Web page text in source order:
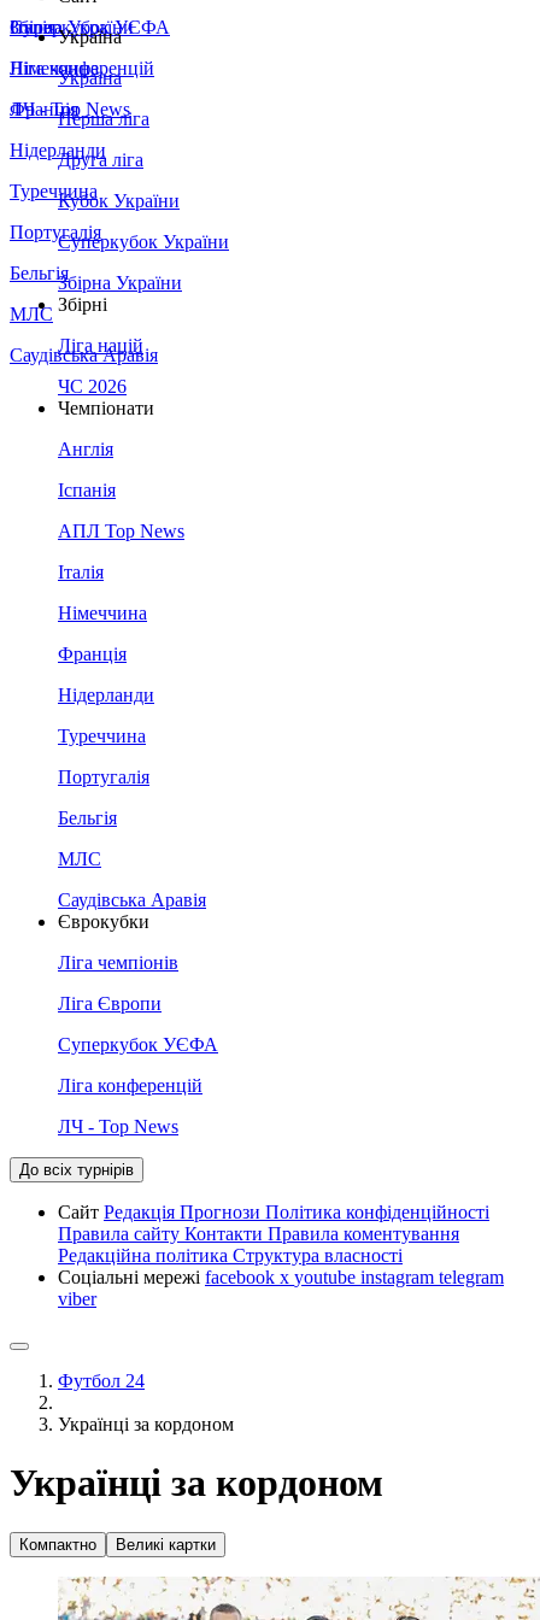
Збірна України
Італія
Німеччина
Франція
Нідерланди
Туреччина
Португалія
Бельгія
МЛС
Саудівська Аравія
Суперкубок УЄФА
Ліга конференцій
ЛЧ - Top News
Україна
Україна
Перша ліга
Друга ліга
Кубок України
Суперкубок України
Збірна України
Збірні
Ліга націй
ЧС 2026
Чемпіонати
Англія
Іспанія
АПЛ Top News
Італія
Німеччина
Франція
Нідерланди
Туреччина
Португалія
Бельгія
МЛС
Саудівська Аравія
Єврокубки
Ліга чемпіонів
Ліга Європи
Суперкубок УЄФА
Ліга конференцій
ЛЧ - Top News
До всіх турнірів
Сайт Редакція Прогнози Політика конфіденційності
Правила сайту Контакти Правила коментування
Редакційна політика Структура власності
Соціальні мережі facebook x youtube instagram telegram
viber
Футбол 24
Українці за кордоном
Українці за кордоном
Компактно Великі картки